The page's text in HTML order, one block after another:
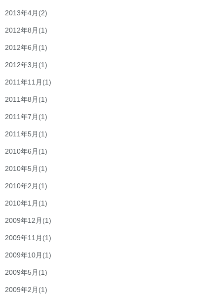
2013年4月 (2)
2012年8月 (1)
2012年6月 (1)
2012年3月 (1)
2011年11月 (1)
2011年8月 (1)
2011年7月 (1)
2011年5月 (1)
2010年6月 (1)
2010年5月 (1)
2010年2月 (1)
2010年1月 (1)
2009年12月 (1)
2009年11月 (1)
2009年10月 (1)
2009年5月 (1)
2009年2月 (1)